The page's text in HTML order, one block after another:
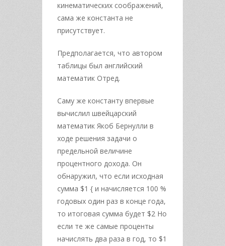
кинематических соображений,
сама же константа не
присутствует.
Предполагается, что автором
таблицы был английский
математик Отред.
Саму же константу впервые
вычислил швейцарский
математик Якоб Бернулли в
ходе решения задачи о
предельной величине
процентного дохода. Он
обнаружил, что если исходная
сумма $1 { и начисляется 100 %
годовых один раз в конце года,
то итоговая сумма будет $2 Но
если те же самые проценты
начислять два раза в год, то $1